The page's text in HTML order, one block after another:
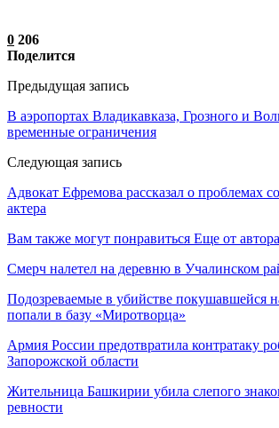
0 206
Поделится
Предыдущая запись
В аэропортах Владикавказа, Грозного и
временные ограничения
Следующая запись
Адвокат Ефремова рассказал о проблемах
актера
Вам также могут понравиться Еще от автора
Смерч налетел на деревню в Учалинском
Подозреваемые в убийстве покушавшейся
попали в базу «Миротворца»
Армия России предотвратила контратаку
Запорожской области
Жительница Башкирии убила слепого
ревности